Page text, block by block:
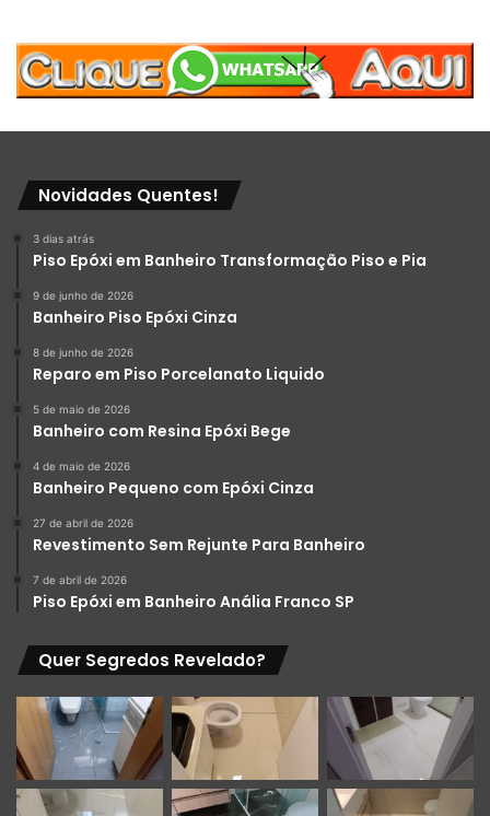
Novidades Quentes!
3 dias atrás
Piso Epóxi em Banheiro Transformação Piso e Pia
9 de junho de 2026
Banheiro Piso Epóxi Cinza
8 de junho de 2026
Reparo em Piso Porcelanato Liquido
5 de maio de 2026
Banheiro com Resina Epóxi Bege
4 de maio de 2026
Banheiro Pequeno com Epóxi Cinza
27 de abril de 2026
Revestimento Sem Rejunte Para Banheiro
7 de abril de 2026
Piso Epóxi em Banheiro Anália Franco SP
Quer Segredos Revelado?